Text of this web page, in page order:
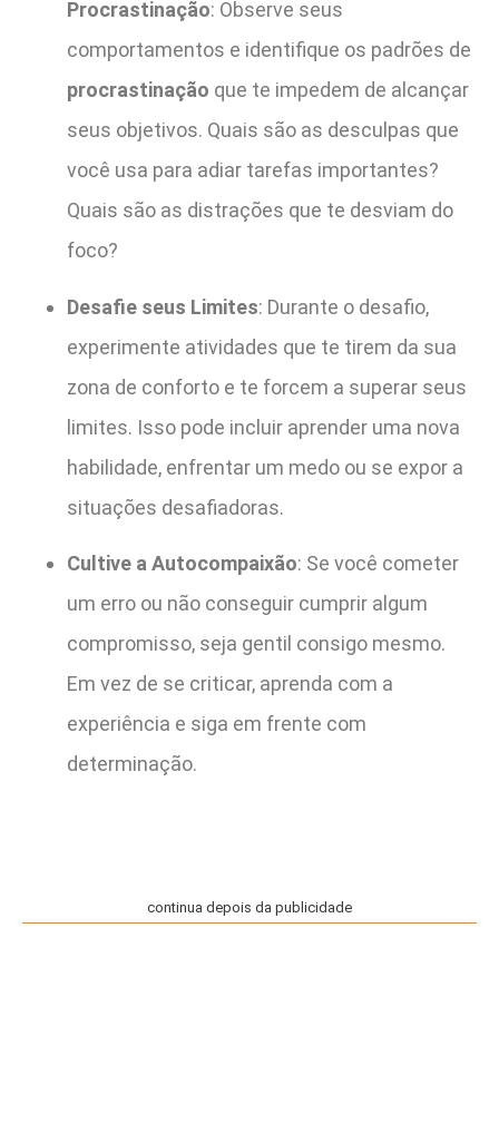
Procrastinação: Observe seus
comportamentos e identifique os padrões de
procrastinação que te impedem de alcançar
seus objetivos. Quais são as desculpas que
você usa para adiar tarefas importantes?
Quais são as distrações que te desviam do
foco?
Desafie seus Limites: Durante o desafio,
experimente atividades que te tirem da sua
zona de conforto e te forcem a superar seus
limites. Isso pode incluir aprender uma nova
habilidade, enfrentar um medo ou se expor a
situações desafiadoras.
Cultive a Autocompaixão: Se você cometer
um erro ou não conseguir cumprir algum
compromisso, seja gentil consigo mesmo.
Em vez de se criticar, aprenda com a
experiência e siga em frente com
determinação.
continua depois da publicidade